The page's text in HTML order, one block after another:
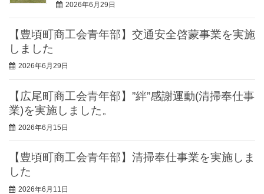
2026年6月29日
【豊頃町商工会青年部】交通安全啓蒙事業を実施
しました
2026年6月29日
【広尾町商工会青年部】”絆”感謝運動(清掃奉仕事
業)を実施しました。
2026年6月15日
【豊頃町商工会青年部】清掃奉仕事業を実施しま
した
2026年6月11日